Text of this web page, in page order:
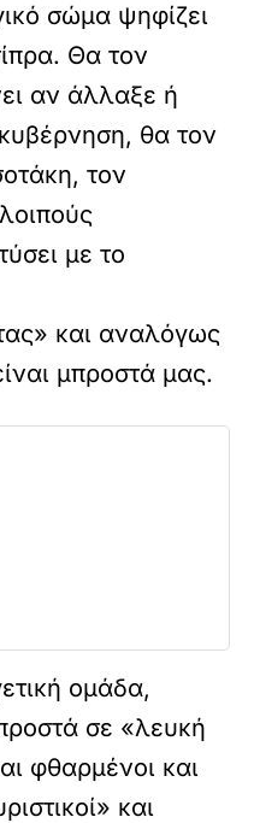
σώμα ψηφίζει
Θα τον
αν άλλαξε ή
θα τον
τον
με το
και αναλόγως
μπροστά μας.
ομάδα,
σε «λευκή
φθαρμένοι και
και